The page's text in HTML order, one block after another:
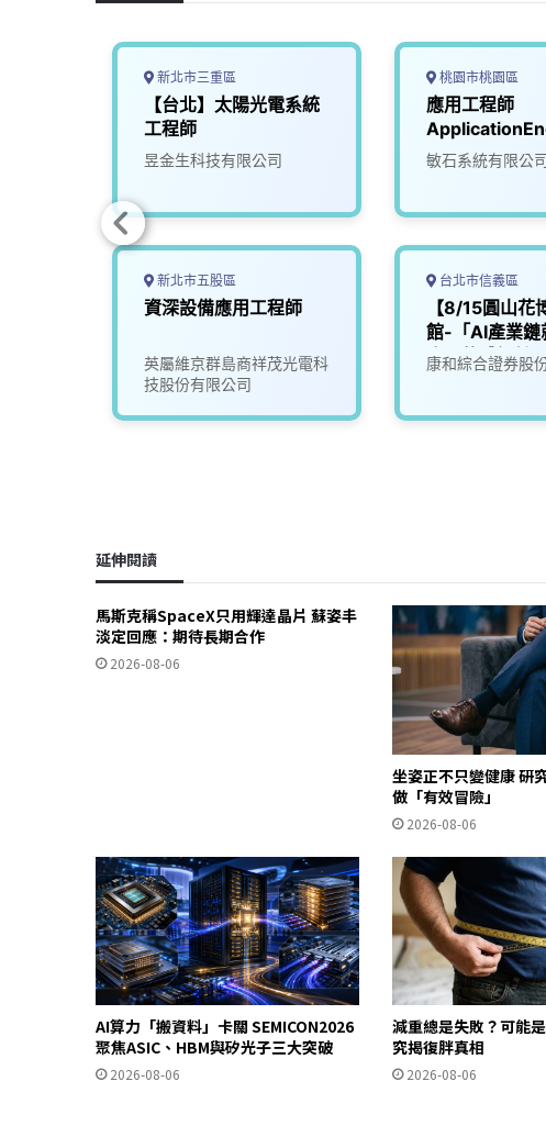
o
o
d
s
d
I
i
n
新北市三重區
【台北】太陽光電系統
工程師
昱金生科技有限公司
新北市五股區
資深設備應用工程師
英屬維京群島商祥茂光電科
技股份有限公司
桃園市桃園區
應用工程師
敏石系統有限公
台北市信義區
【8/15圓山花
館-「AI產業鏈
會」軟體設計
康和綜合證券股
延伸閱讀
馬斯克稱SpaceX只用輝達晶片 蘇姿丰
淡定回應：期待長期合作
2026-08-06
坐姿正不只變健康 研
做「有效冒險」
2026-08-06
AI算力「搬資料」卡關 SEMICON2026
聚焦ASIC、HBM與矽光子三大突破
2026-08-06
減重總是失敗？可能
究揭復胖真相
2026-08-06